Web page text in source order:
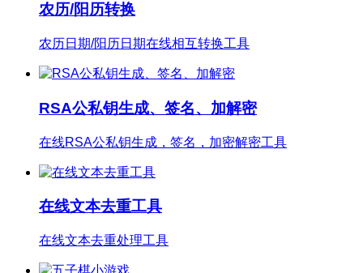
农历/阳历转换
农历日期/阳历日期在线相互转换工具
RSA公私钥生成、签名、加解密
在线RSA公私钥生成，签名，加密解密工具
在线文本去重工具
在线文本去重处理工具